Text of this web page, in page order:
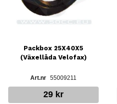
Packbox 25X40X5
(Växellåda Velofax)
55009211
29 kr